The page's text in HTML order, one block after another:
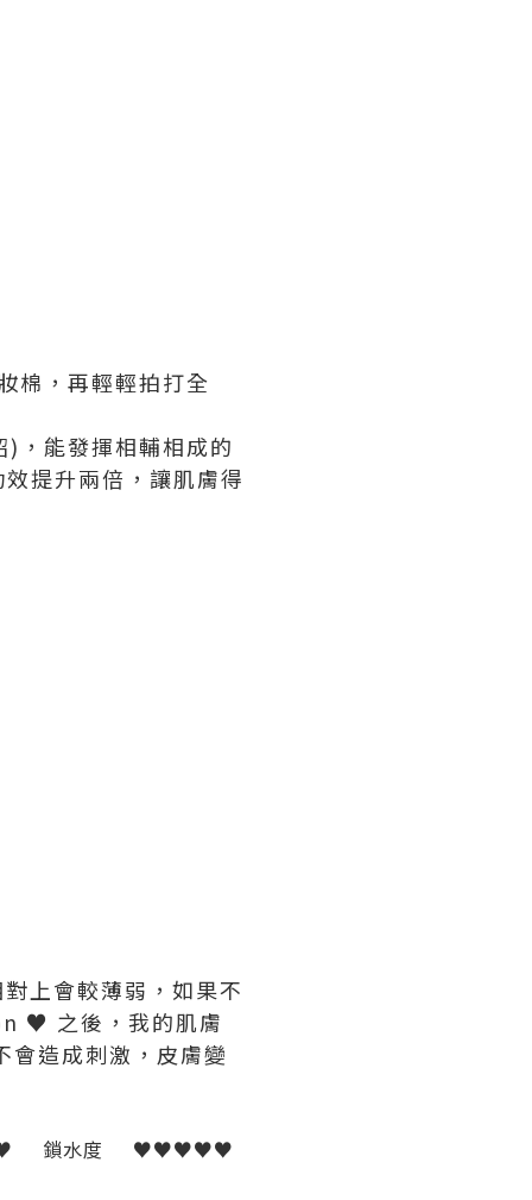
，再輕輕拍打全
能發揮相輔相成的
提升兩倍，讓肌膚得
上會較薄弱，如果不
♥ 之後，我的肌膚
會造成刺激，皮膚變
鎖水度 ♥♥♥♥♥